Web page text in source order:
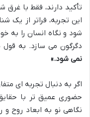
تأکید دارند، فقط با
این تجربه، فراتر از یک
شود و نگاه انسان را به
دگرگون می سازد. به
نمی شود.»
اگر به دنبال تجربه ای
حضوری عمیق تر با
نگاهی نو به ابعاد روح و